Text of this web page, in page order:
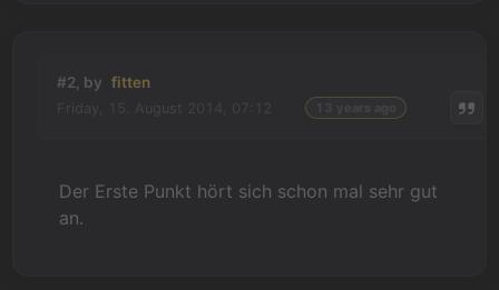
#2, by fitten
Der Erste Punkt hört sich schon mal sehr gut
an.